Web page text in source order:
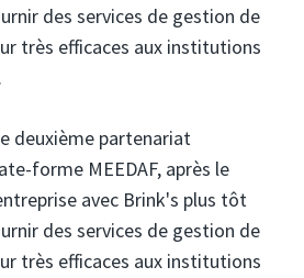
des services de gestion de
très efficaces aux institutions
deuxième partenariat
forme MEEDAF, après le
avec Brink's plus tôt
des services de gestion de
très efficaces aux institutions